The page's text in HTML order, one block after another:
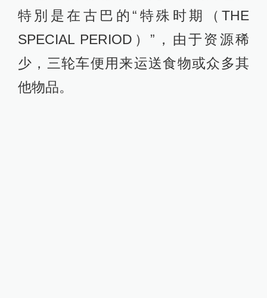
特別是在古巴的“特殊时期（THE
SPECIAL PERIOD）”，由于资源稀
少，三轮车便用来运送食物或众多其
他物品。